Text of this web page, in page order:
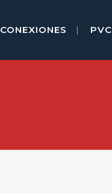
CONEXIONES PVC